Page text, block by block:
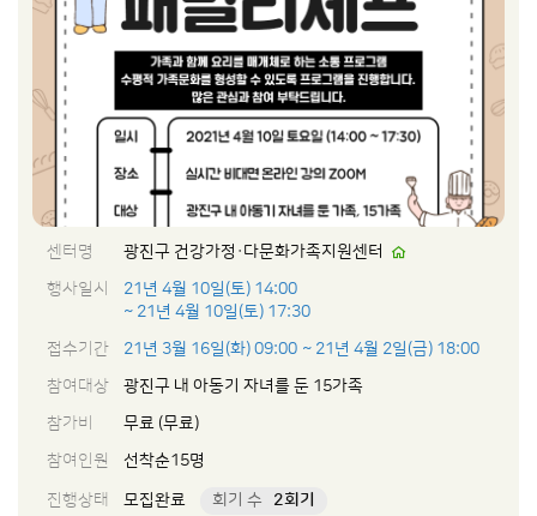
센터명
광진구 건강가정·다문화가족지원센터
행사일시
21년 4월 10일(토) 14:00
~ 21년 4월 10일(토) 17:30
접수기간
21년 3월 16일(화) 09:00 ~ 21년 4월 2일(금) 18:00
참여대상
광진구 내 아동기 자녀를 둔 15가족
참가비
무료 (무료)
참여인원
선착순15명
진행상태 모집완료 회기 수 2회기